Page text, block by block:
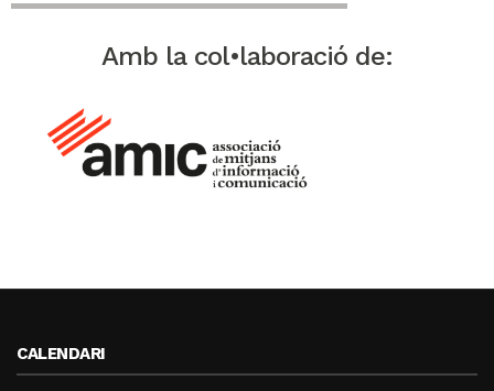
Amb la col•laboració de:
CALENDARI